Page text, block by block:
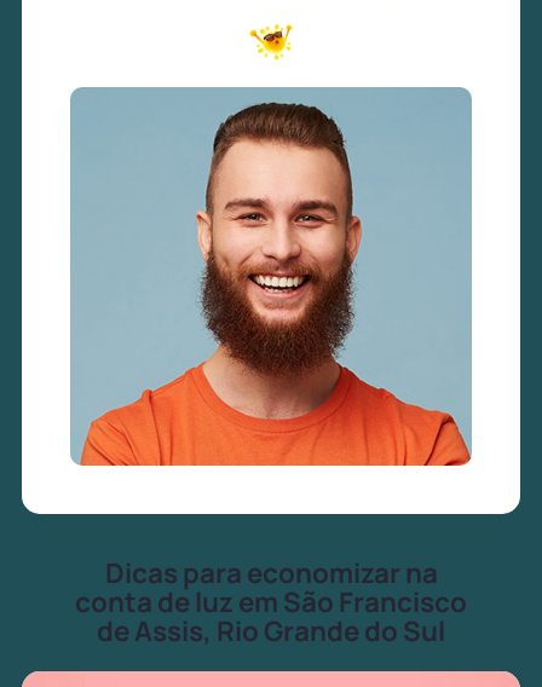
Dicas para economizar na
conta de luz em São Francisco
de Assis, Rio Grande do Sul